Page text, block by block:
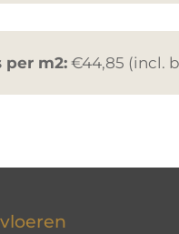
per m2:€44,85 (incl.